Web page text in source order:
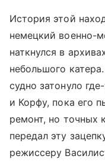
История этой
немецкий военно-
наткнулся в
небольшого
судно затонуло
и Корфу, пока его
ремонт, но точных
передал эту
режиссеру